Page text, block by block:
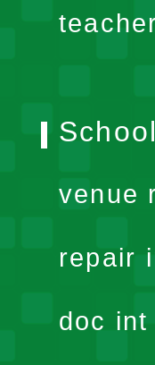
venue
repair
doc